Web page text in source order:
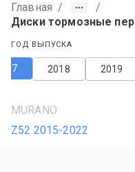
Главная /
/
Диски тормозные
ГОД ВЫПУСКА
2019
2018
MURANO
Z52 2015-2022